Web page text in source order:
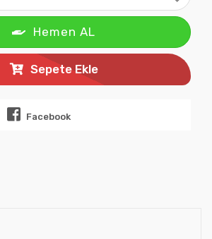
Hemen AL
Sepete Ekle
Facebook